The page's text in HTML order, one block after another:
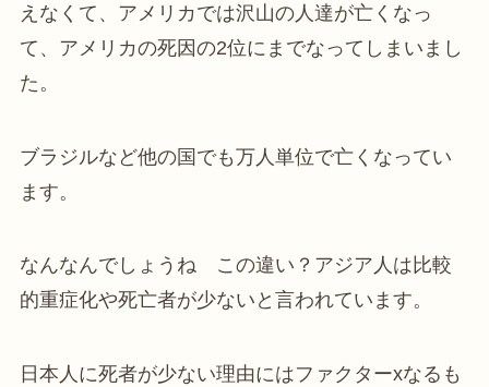
えなくて、アメリカでは沢山の人達が亡くなっ
て、アメリカの死因の2位にまでなってしまいまし
た。
ブラジルなど他の国でも万人単位で亡くなってい
ます。
なんなんでしょうね この違い？アジア人は比較
的重症化や死亡者が少ないと言われています。
日本人に死者が少ない理由にはファクターxなるも